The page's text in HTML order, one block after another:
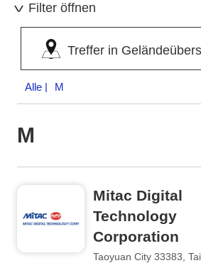
Filter öffnen
Treffer in
Alle | M
M
Mitac Digital
Technology
Corporation
Taoyuan City 33383,